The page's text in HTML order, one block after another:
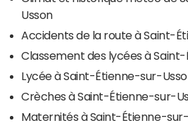
Usson
Accidents de la route à Saint-
Classement des lycées à
Lycée à Saint-Étienne-sur-
Crèches à Saint-Étienne-sur-
Maternités à Saint-Étienne-